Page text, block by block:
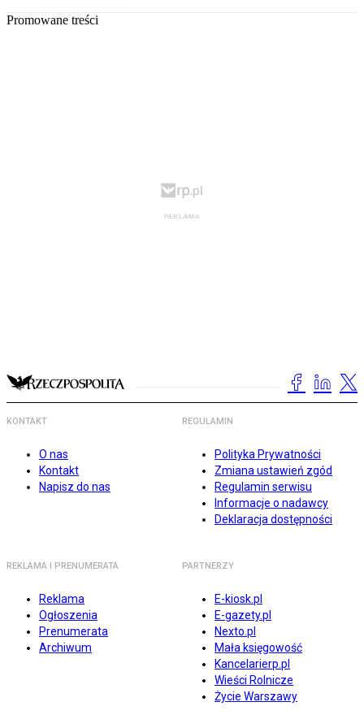
Promowane treści
KONTAKT
O nas
Kontakt
Napisz do nas
REGULAMIN
Polityka Prywatności
Zmiana ustawień zgód
Regulamin serwisu
Informacje o nadawcy
Deklaracja dostępności
REKLAMA I PRENUMERATA
Reklama
Ogłoszenia
Prenumerata
Archiwum
PARTNERZY
E-kiosk.pl
E-gazety.pl
Nexto.pl
Mała księgowość
Kancelarierp.pl
Wieści Rolnicze
Życie Warszawy